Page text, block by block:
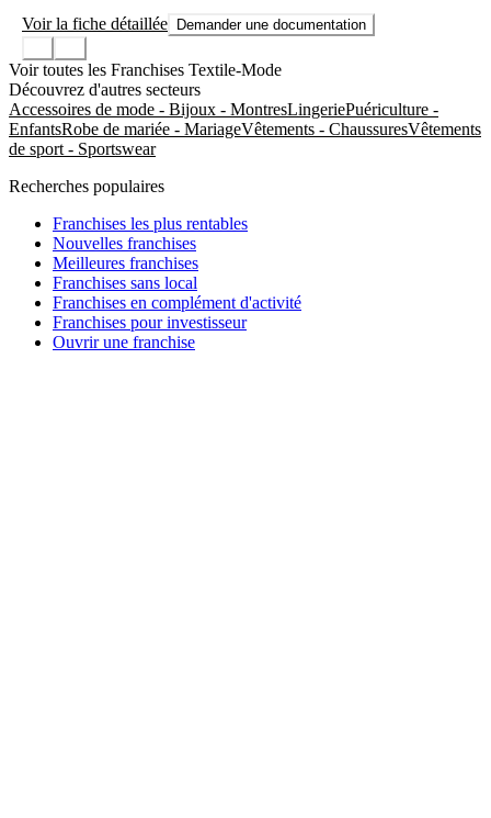
Voir la fiche détaillée Demander une documentation
Voir toutes les Franchises Textile-Mode
Découvrez d'autres secteurs
Accessoires de mode - Bijoux - MontresLingeriePuériculture -
EnfantsRobe de mariée - MariageVêtements - ChaussuresVêtements
de sport - Sportswear
Recherches populaires
Franchises les plus rentables
Nouvelles franchises
Meilleures franchises
Franchises sans local
Franchises en complément d'activité
Franchises pour investisseur
Ouvrir une franchise